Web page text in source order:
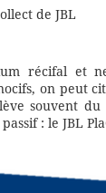
de JBL
récifal et
on peut
souvent
: le JBL